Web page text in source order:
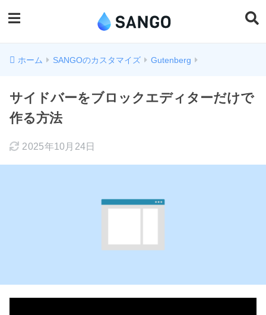
ホーム SANGOのカスタマイズ Gutenberg
サイドバーをブロックエディターだけで
作る方法
2025年10月24日